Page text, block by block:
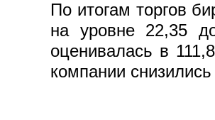
По итогам торгов
на уровне 22,35
оценивалась в
компании